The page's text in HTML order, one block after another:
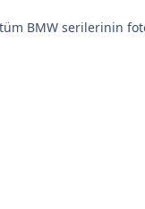
BMW serilerinin